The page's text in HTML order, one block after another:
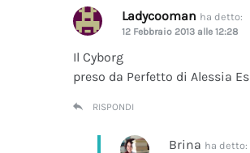
Ladycooman ha detto:
12 Febbraio 2013 alle 12:28
Il Cyborg
preso da Perfetto di Alessia
RISPONDI
Brina ha detto: